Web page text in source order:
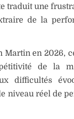
traduit une
de la
Martin en 2026,
de la
difficultés
niveau réel de